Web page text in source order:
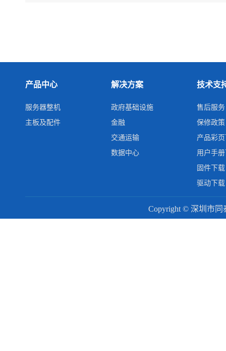
产品中心
服务器整机
主板及配件
解决方案
政府基础设施
金融
交通运输
数据中心
技术支
售后服务
保修政策
产品彩
用户手
固件下载
驱动下载
Copyright © 深圳市同